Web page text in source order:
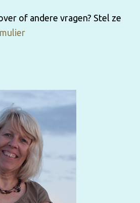
of andere vragen? Stel ze